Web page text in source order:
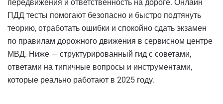
передвижения и ответственность на дороге. Онлайн
ПДД тесты помогают безопасно и быстро подтянуть
теорию, отработать ошибки и спокойно сдать экзамен
по правилам дорожного движения в сервисном центре
МВД. Ниже — структурированный гид с советами,
ответами на типичные вопросы и инструментами,
которые реально работают в 2025 году.